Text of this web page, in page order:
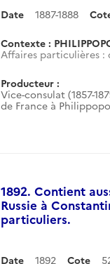
Date 1887-1888
Contexte :
Affaires particulières :
Producteur :
Vice-consulat (1857-
de France à
1892. Contient
Russie à
particuliers.
Date 1892 Cote